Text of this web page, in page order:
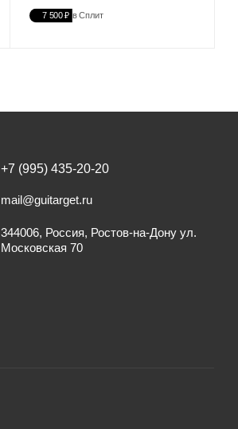
7 500 ₽ в Сплит
+7 (995) 435-20-20
mail@guitarget.ru
344006, Россия, Ростов-на-Дону ул.
Московская 70